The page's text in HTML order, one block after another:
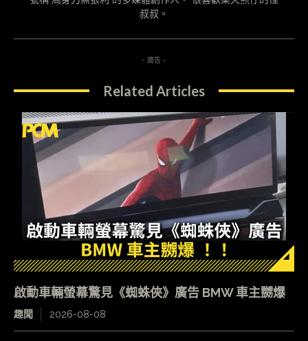
叔叔。
- 廣告 -
Related Articles
啟動車輛螢幕驚見《蜘蛛俠》廣告 BMW 車主嬲爆
趣聞 2026-08-08